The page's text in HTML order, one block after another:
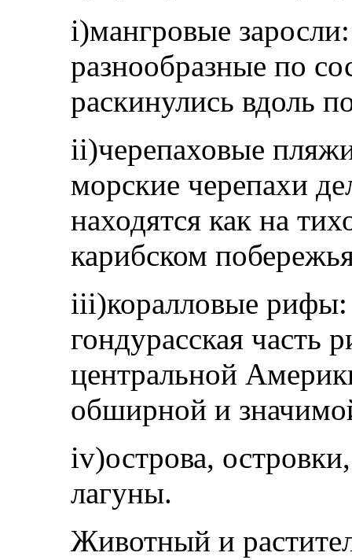
i)мангровые
разнообразные по
раскинулись вдоль
ii)черепаховые
морские черепахи
находятся как на
карибском
iii)коралловые рифы:
гондурасская часть
центральной
обширной и
iv)острова,
лагуны.
Животный и